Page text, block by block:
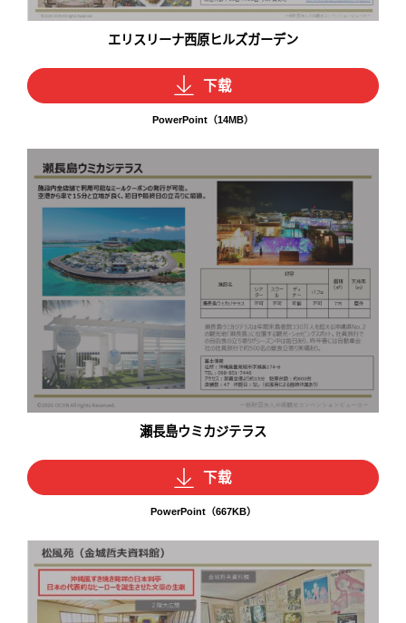
エリスリーナ西原ヒルズガーデン
下载
PowerPoint（14MB）
瀬長島ウミカジテラス
下载
PowerPoint（667KB）